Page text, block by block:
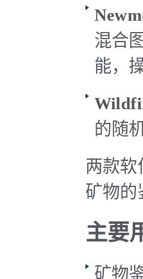
混合
能，
的随
两款软
矿物的
主要
矿物